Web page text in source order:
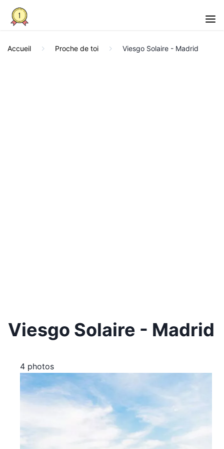
Accueil Proche de toi Viesgo Solaire - Madrid
Viesgo Solaire - Madrid
4 photos